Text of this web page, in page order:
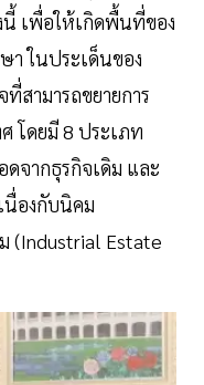
นี้ เพื่อให้เกิดพื้นที่ของ
า ในประเด็นของ
สามารถขยายการ
โดยมี 8 ประเภท
ดจากธุรกิจเดิม และ
นื่องกับนิคม
(Industrial Estate